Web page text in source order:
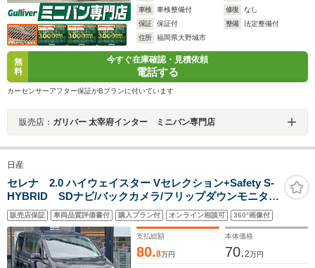
車検
車検整備付 修復
なし
保証
保証付 整備
法定整備付
住所
福岡県大野城市
無
料
今すぐ在庫確認・見積依頼
電話する
カーセンサーアフター保証がBプランに付いています
販売店： ガリバー 太宰府インター ミニバン専門店
日産
セレナ 2.0 ハイウェイスター Vセレクション+Safety S-
HYBRID SDナビ/バックカメラ/フリップダウンモニタ
ー/両側パワースライドドア/横滑り防止装置/レーンキープ
アシスト/クルーズコントロール
販売店保証 車両品質評価書付 購入プラン付 オンライン相談可 360°画像付
支払総額
80.8万円
本体価格
70.2万円